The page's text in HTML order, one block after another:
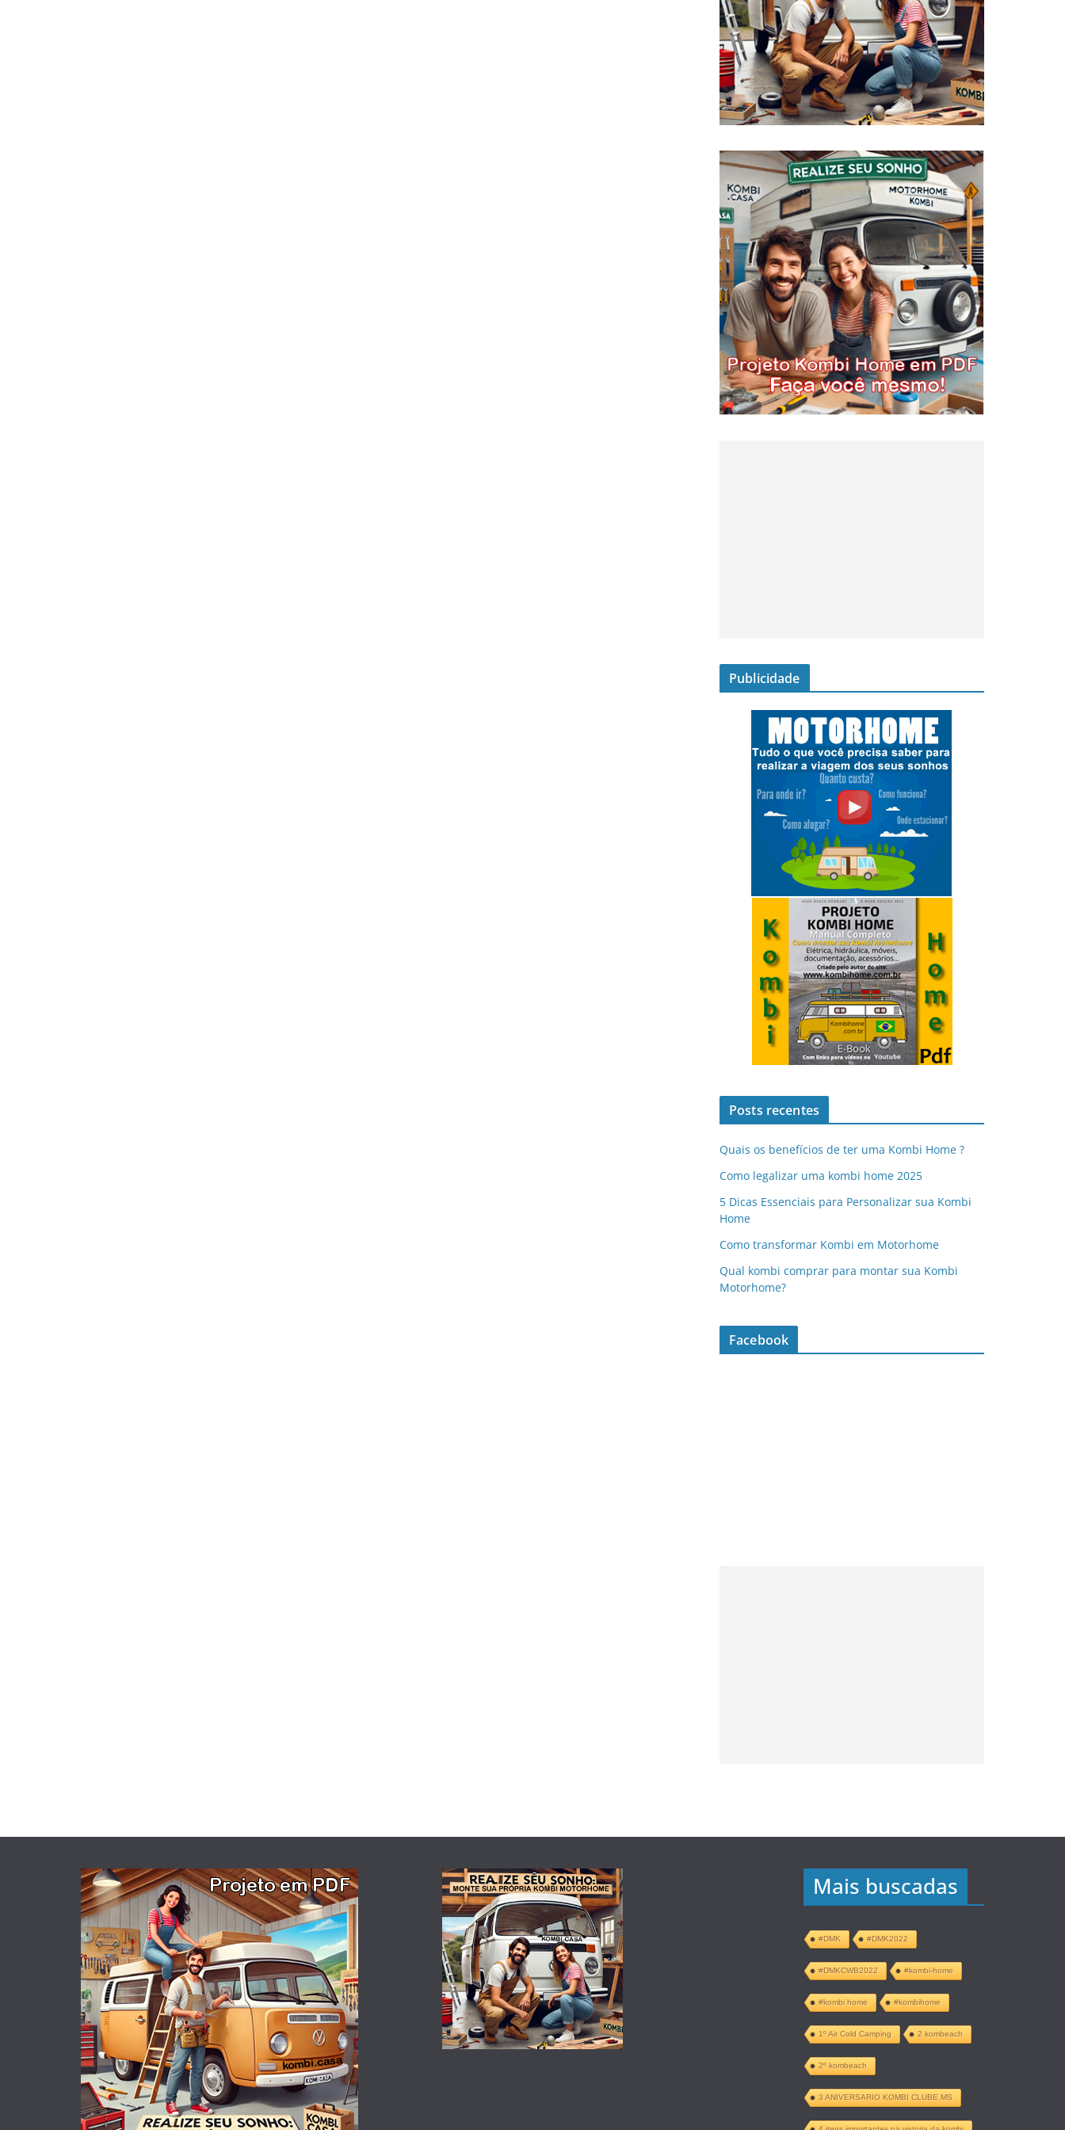
Publicidade
Posts recentes
Quais os benefícios de ter uma Kombi Home ?
Como legalizar uma kombi home 2025
5 Dicas Essenciais para Personalizar sua Kombi
Home
Como transformar Kombi em Motorhome
Qual kombi comprar para montar sua Kombi
Motorhome?
Facebook
Mais buscadas
#DMK #DMK2022
#DMKCWB2022 #kombi-home
#kombi home #kombihome
1º Air Cold Camping 2 kombeach
2º kombeach
3 ANIVERSARIO KOMBI CLUBE MS